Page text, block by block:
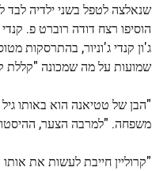
שנאלצה לטפל בשני ילדיה
ג'ון קנדי ​​ג'וניור, בהתרסקות
שמועות על מה שמכונה "קללת
"הבן של טטיאנה הוא באותו
משפחה. "למרבה הצער,
"קרוליין חייבת לעשות את